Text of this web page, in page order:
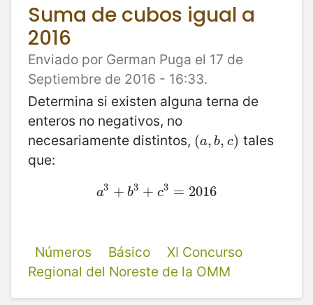
Suma de cubos igual a
2016
Enviado por German Puga el 17 de
Septiembre de 2016 - 16:33.
Determina si existen alguna terna de
enteros no negativos, no
necesariamente distintos, (a, b, c)
(a,b,c) tales
que:
a3 + b3 + c3 = 2016
a 3+b3+ c3 =2016
Números Básico
XI Concurso
Regional del Noreste de la OMM